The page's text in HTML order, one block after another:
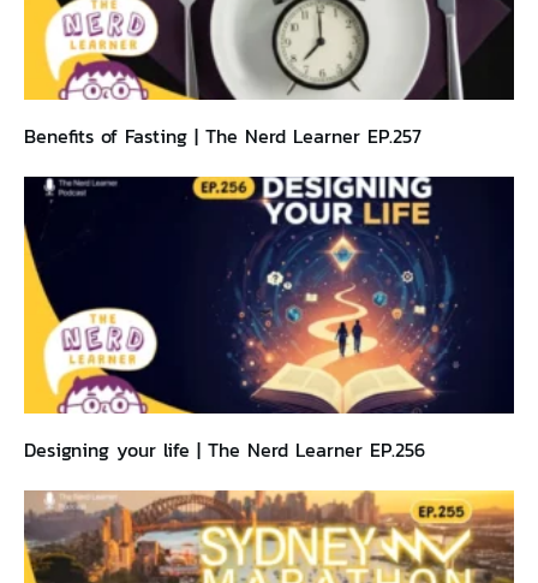
Benefits of Fasting | The Nerd Learner EP.257
Designing your life | The Nerd Learner EP.256